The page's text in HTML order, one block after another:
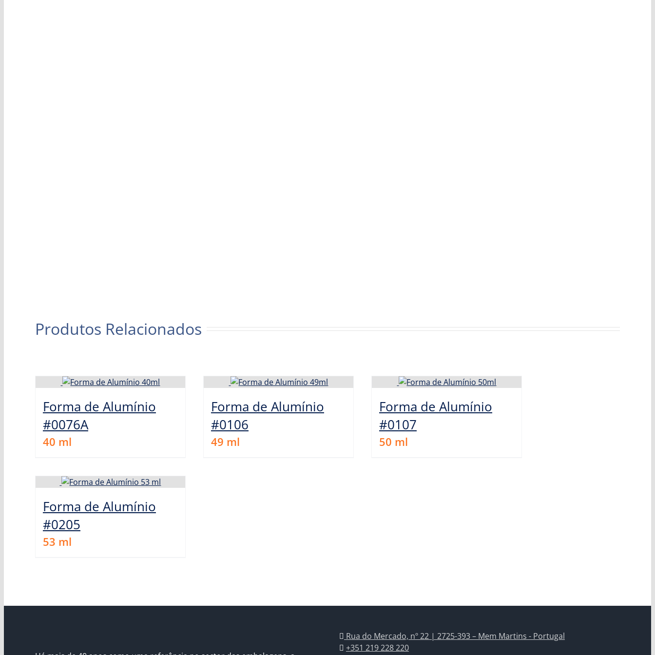
Produtos Relacionados
Forma de Alumínio
#0076A
40 ml
Forma de Alumínio
#0106
49 ml
Forma de Alumínio
#0107
50 ml
Forma de Alumínio
#0205
53 ml
Rua do Mercado, nº 22 | 2725-393 – Mem Martins - Portugal
+351 219 228 220